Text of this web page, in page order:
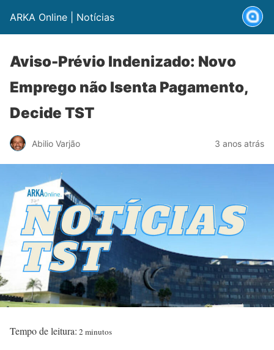
ARKA Online | Notícias
Aviso-Prévio Indenizado: Novo
Emprego não Isenta Pagamento,
Decide TST
Abilio Varjão 3 anos atrás
Tempo de leitura: 2 minutos